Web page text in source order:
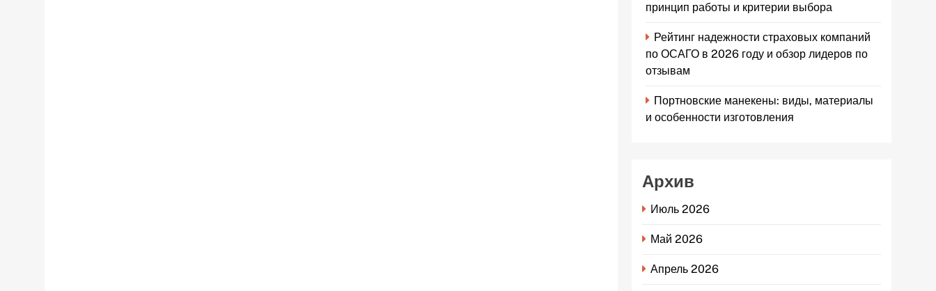
принцип работы и критерии выбора
Рейтинг надежности страховых компаний
по ОСАГО в 2026 году и обзор лидеров по
отзывам
Портновские манекены: виды, материалы
и особенности изготовления
Архив
Июль 2026
Май 2026
Апрель 2026